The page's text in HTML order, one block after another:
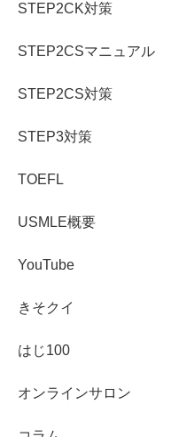
STEP2CK対策
STEP2CSマニュアル
STEP2CS対策
STEP3対策
TOEFL
USMLE概要
YouTube
きそクイ
はじ100
オンラインサロン